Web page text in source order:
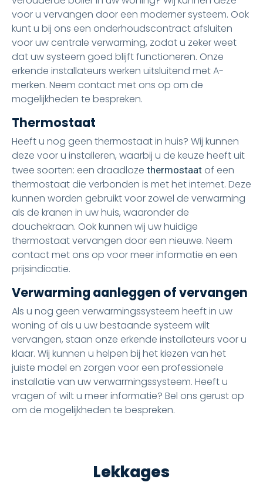
voor u vervangen door een moderner systeem. Ook
kunt u bij ons een onderhoudscontract afsluiten
voor uw centrale verwarming, zodat u zeker weet
dat uw systeem goed blijft functioneren. Onze
erkende installateurs werken uitsluitend met A-
merken. Neem contact met ons op om de
mogelijkheden te bespreken.
Thermostaat
Heeft u nog geen thermostaat in huis? Wij kunnen
deze voor u installeren, waarbij u de keuze heeft uit
twee soorten: een draadloze thermostaat of een
thermostaat die verbonden is met het internet. Deze
kunnen worden gebruikt voor zowel de verwarming
als de kranen in uw huis, waaronder de
douchekraan. Ook kunnen wij uw huidige
thermostaat vervangen door een nieuwe. Neem
contact met ons op voor meer informatie en een
prijsindicatie.
Verwarming aanleggen of vervangen
Als u nog geen verwarmingssysteem heeft in uw
woning of als u uw bestaande systeem wilt
vervangen, staan onze erkende installateurs voor u
klaar. Wij kunnen u helpen bij het kiezen van het
juiste model en zorgen voor een professionele
installatie van uw verwarmingssysteem. Heeft u
vragen of wilt u meer informatie? Bel ons gerust op
om de mogelijkheden te bespreken.
Lekkages